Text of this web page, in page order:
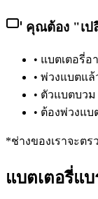
คุณต้อง "เป
• แบตเตอรี่อ
• พ่วงแบตแล้
• ตัวแบตบว
• ต้องพ่วงแบ
*ช่างของเราจะต
แบตเตอรี่แ